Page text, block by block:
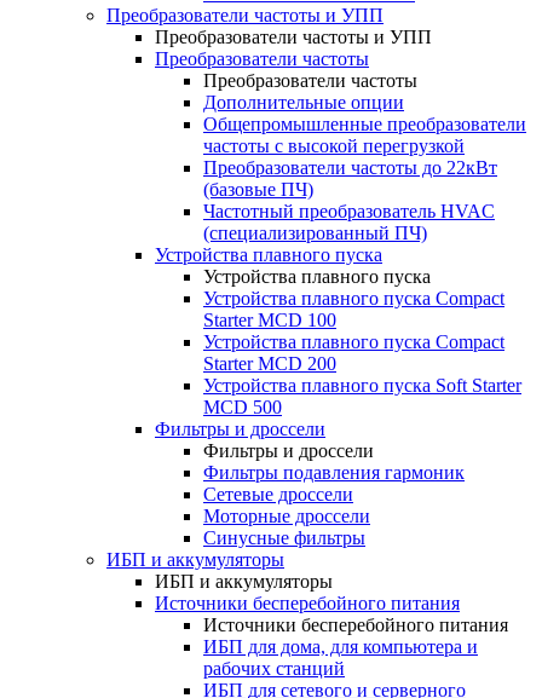
Преобразователи частоты и УПП
Преобразователи частоты и УПП
Преобразователи частоты
Преобразователи частоты
Дополнительные опции
Общепромышленные преобразователи
частоты с высокой перегрузкой
Преобразователи частоты до 22кВт
(базовые ПЧ)
Частотный преобразователь HVAC
(специализированный ПЧ)
Устройства плавного пуска
Устройства плавного пуска
Устройства плавного пуска Compact
Starter MCD 100
Устройства плавного пуска Compact
Starter MCD 200
Устройства плавного пуска Soft Starter
MCD 500
Фильтры и дроссели
Фильтры и дроссели
Фильтры подавления гармоник
Сетевые дроссели
Моторные дроссели
Синусные фильтры
ИБП и аккумуляторы
ИБП и аккумуляторы
Источники бесперебойного питания
Источники бесперебойного питания
ИБП для дома, для компьютера и
рабочих станций
ИБП для сетевого и серверного